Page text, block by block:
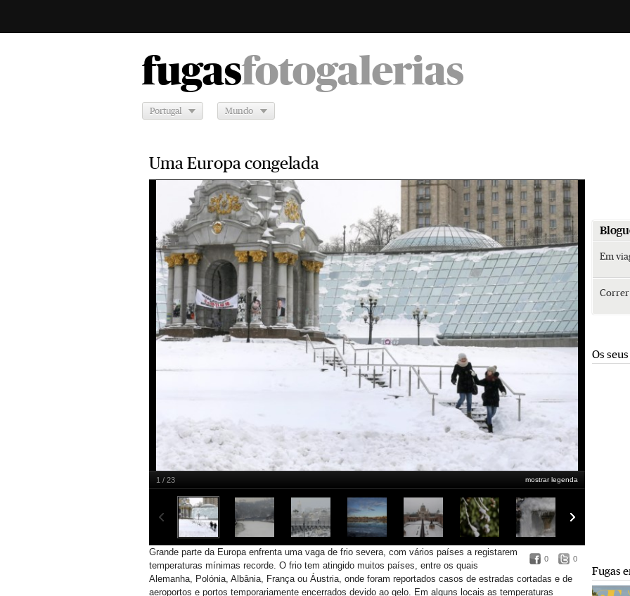
fugasfotogalerias
Portugal Mundo
Uma Europa congelada
Kiev, Ucrânia
mostrar legenda
1 / 23
0 0
Grande parte da Europa enfrenta uma vaga de frio severa, com vários países a registarem
temperaturas mínimas recorde. O frio tem atingido muitos países, entre os quais
Alemanha, Polónia, Albânia, França ou Áustria, onde foram reportados casos de estradas cortadas e de
aeroportos e portos temporariamente encerrados devido ao gelo. Em alguns locais as temperaturas
Em
Os
Fugas